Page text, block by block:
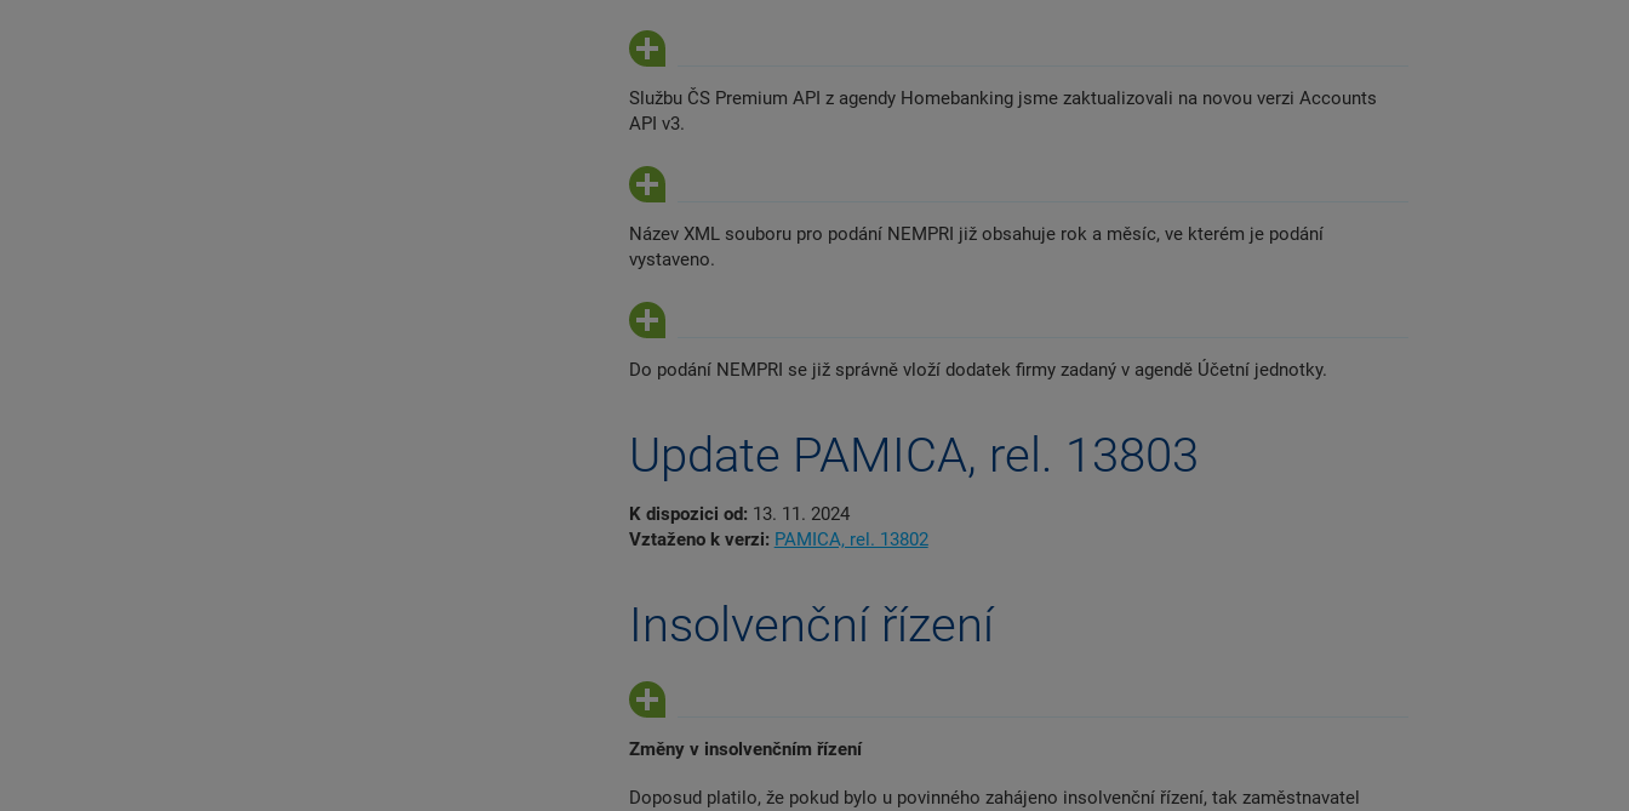
Službu ČS Premium API z agendy Homebanking jsme zaktualizovali na novou verzi Accounts
API v3.
Název XML souboru pro podání NEMPRI již obsahuje rok a měsíc, ve kterém je podání
vystaveno.
Do podání NEMPRI se již správně vloží dodatek firmy zadaný v agendě Účetní jednotky.
Update PAMICA, rel. 13803
K dispozici od: 13. 11. 2024
Vztaženo k verzi: PAMICA, rel. 13802
Insolvenční řízení
Změny v insolvenčním řízení
Doposud platilo, že pokud bylo u povinného zahájeno insolvenční řízení, tak zaměstnavatel